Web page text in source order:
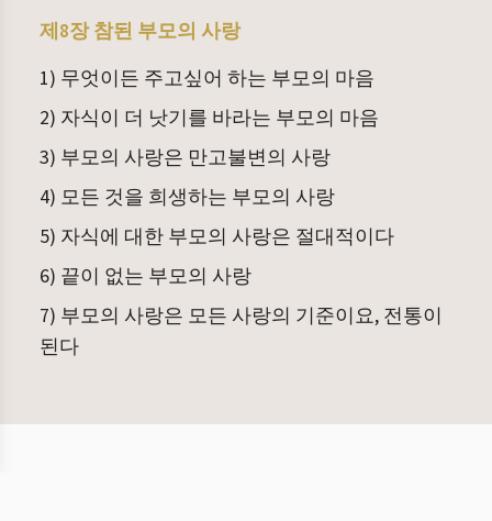
제8장 참된 부모의 사랑
1) 무엇이든 주고싶어 하는 부모의 마음
2) 자식이 더 낫기를 바라는 부모의 마음
3) 부모의 사랑은 만고불변의 사랑
4) 모든 것을 희생하는 부모의 사랑
5) 자식에 대한 부모의 사랑은 절대적이다
6) 끝이 없는 부모의 사랑
7) 부모의 사랑은 모든 사랑의 기준이요, 전통이
된다